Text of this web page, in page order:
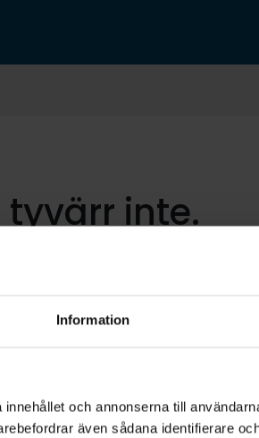
Information
och annonserna till
även sådana identifierare
inte.